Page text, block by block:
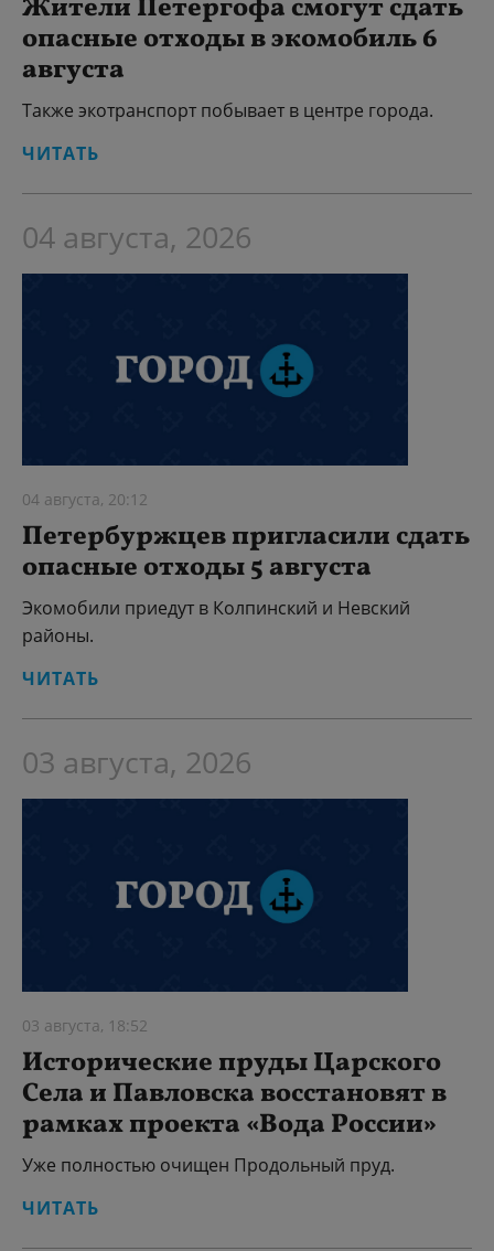
Жители Петергофа смогут сдать
опасные отходы в экомобиль 6
августа
Также экотранспорт побывает в центре города.
ЧИТАТЬ
04 августа, 2026
04 августа, 20:12
Петербуржцев пригласили сдать
опасные отходы 5 августа
Экомобили приедут в Колпинский и Невский
районы.
ЧИТАТЬ
03 августа, 2026
03 августа, 18:52
Исторические пруды Царского
Села и Павловска восстановят в
рамках проекта «Вода России»
Уже полностью очищен Продольный пруд.
ЧИТАТЬ